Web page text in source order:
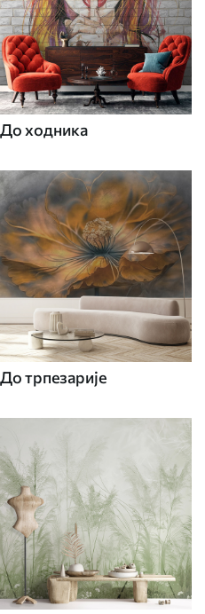
До ходника
До трпезарије